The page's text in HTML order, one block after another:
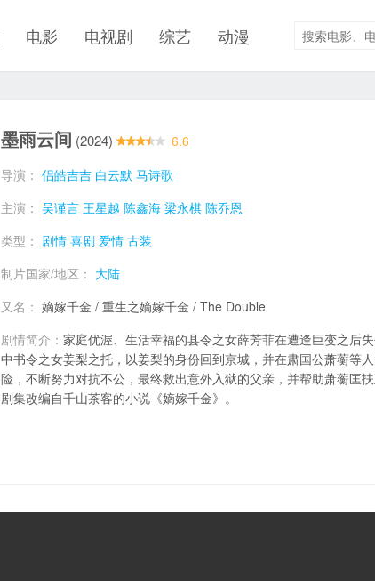
电影 电视剧 综艺 动漫
墨雨云间 (2024)
6.6
导演： 侣皓吉吉 白云默 马诗歌
主演： 吴谨言 王星越 陈鑫海 梁永棋 陈乔恩
类型： 剧情 喜剧 爱情 古装
制片国家/地区： 大陆
又名： 嫡嫁千金 / 重生之嫡嫁千金 / The Double
剧情简介： 家庭优渥、生活幸福的县令之女薛芳菲在遭逢巨变之后失
中书令之女姜梨之托，以姜梨的身份回到京城，并在肃国公萧蘅等
险，不断努力对抗不公，最终救出意外入狱的父亲，并帮助萧蘅匡扶
剧集改编自千山茶客的小说《嫡嫁千金》。